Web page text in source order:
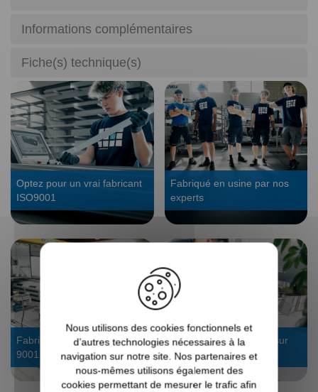
Informations complémentaires
Fiche(s) technique(s)
Optez pour un vrai fabricant
ISO9001
Fabriqué en usine par nos
experts
Fabrication 4.0 certifiée ISO
9001
Bureau d’étude : devis sur
mesure
Nous utilisons des cookies fonctionnels et
d’autres technologies nécessaires à la
navigation sur notre site. Nos partenaires et
nous-mêmes utilisons également des
cookies permettant de mesurer le trafic afin